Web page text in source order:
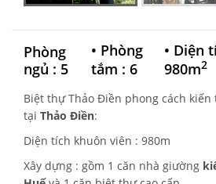
Phòng
ngủ : 5
• Phòng
tắm : 6
• Diện
980m2
Biệt thự Thảo Điền phong cách
tại Thảo Điền:
Diện tích khuôn viên : 980m
Xây dựng : gồm 1 căn nhà giường